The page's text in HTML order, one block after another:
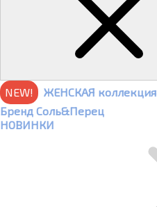
NEW!
ЖЕНСКАЯ коллекция
Бренд Соль&Перец
НОВИНКИ